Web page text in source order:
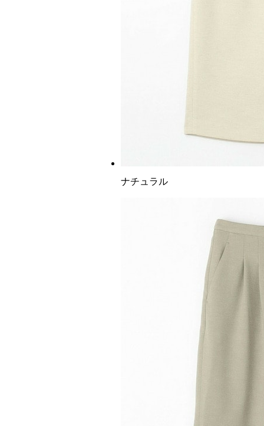
ナチュラル